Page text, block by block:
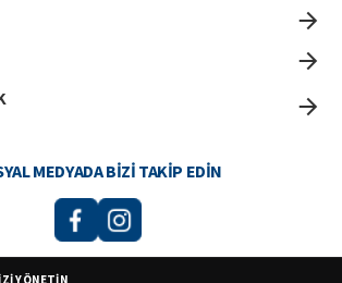
MEDYADA BIZI TAKIP EDIN
YÖNETIN